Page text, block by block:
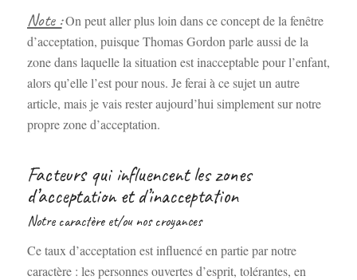
Note :On peut aller plus loin dans ce concept de la fenêtre
d’acceptation, puisque Thomas Gordon parle aussi de la
zone dans laquelle la situation est inacceptable pour l’enfant,
alors qu’elle l’est pour nous. Je ferai à ce sujet un autre
article, mais je vais rester aujourd’hui simplement sur notre
propre zone d’acceptation.
Facteurs qui influencent les zones
d’acceptation et d’inacceptation
Notre caractère et/ou nos croyances
Ce taux d’acceptation est influencé en partie par notre
caractère : les personnes ouvertes d’esprit, tolérantes, en